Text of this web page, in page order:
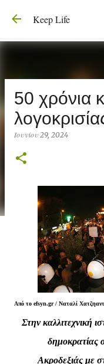
Μετάβαση
Keep Life
50 χρόνια
Ιουνίου 29, 2024
Από το efsyn.gr / Ναταλί
Στην καλλιτεχνική
δημοκρατίας
Ακροδεξιάς με